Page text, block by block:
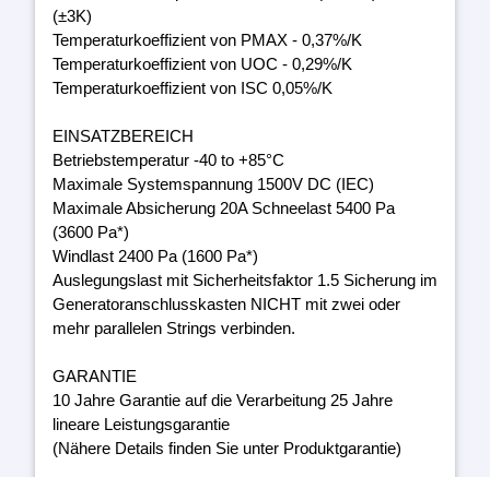
(±3K)
Temperaturkoeffizient von PMAX - 0,37%/K
Temperaturkoeffizient von UOC - 0,29%/K
Temperaturkoeffizient von ISC 0,05%/K
EINSATZBEREICH
Betriebstemperatur -40 to +85°C
Maximale Systemspannung 1500V DC (IEC)
Maximale Absicherung 20A Schneelast 5400 Pa
(3600 Pa*)
Windlast 2400 Pa (1600 Pa*)
Auslegungslast mit Sicherheitsfaktor 1.5 Sicherung im
Generatoranschlusskasten NICHT mit zwei oder
mehr parallelen Strings verbinden.
GARANTIE
10 Jahre Garantie auf die Verarbeitung 25 Jahre
lineare Leistungsgarantie
(Nähere Details finden Sie unter Produktgarantie)